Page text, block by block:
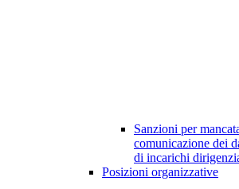
Sanzioni per
comunicazione dei
di incarichi
Posizioni organizzative